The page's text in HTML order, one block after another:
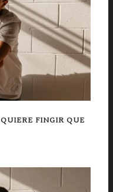
FINGIR QUE